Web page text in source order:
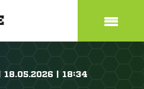
18.05.2026 | 18:34